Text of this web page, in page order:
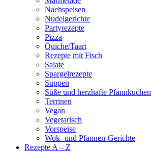
Nachspeisen
Nudelgerichte
Partyrezepte
Pizza
Quiche/Taart
Rezepte mit Fisch
Salate
Spargelrezepte
Suppen
Süße und herzhafte Pfannkuchen
Terrinen
Vegan
Vegetarisch
Vorspeise
Wok- und Pfannen-Gerichte
Rezepte A – Z